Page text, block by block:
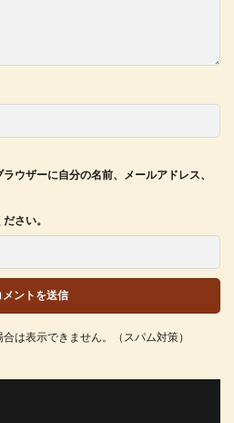
ウザーに自分の名前、メールアドレス、
さい。
は表示できません。（スパム対策）